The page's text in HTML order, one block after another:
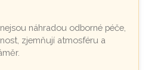
náhradou odborné péče,
zjemňují atmosféru a